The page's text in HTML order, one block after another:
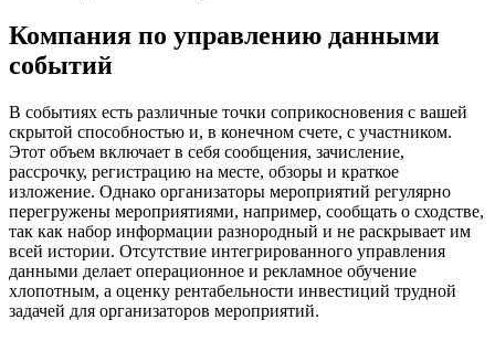
Компания по управлению данными
событий
В событиях есть различные точки соприкосновения с вашей
скрытой способностью и, в конечном счете, с участником.
Этот объем включает в себя сообщения, зачисление,
рассрочку, регистрацию на месте, обзоры и краткое
изложение. Однако организаторы мероприятий регулярно
перегружены мероприятиями, например, сообщать о сходстве,
так как набор информации разнородный и не раскрывает им
всей истории. Отсутствие интегрированного управления
данными делает операционное и рекламное обучение
хлопотным, а оценку рентабельности инвестиций трудной
задачей для организаторов мероприятий.